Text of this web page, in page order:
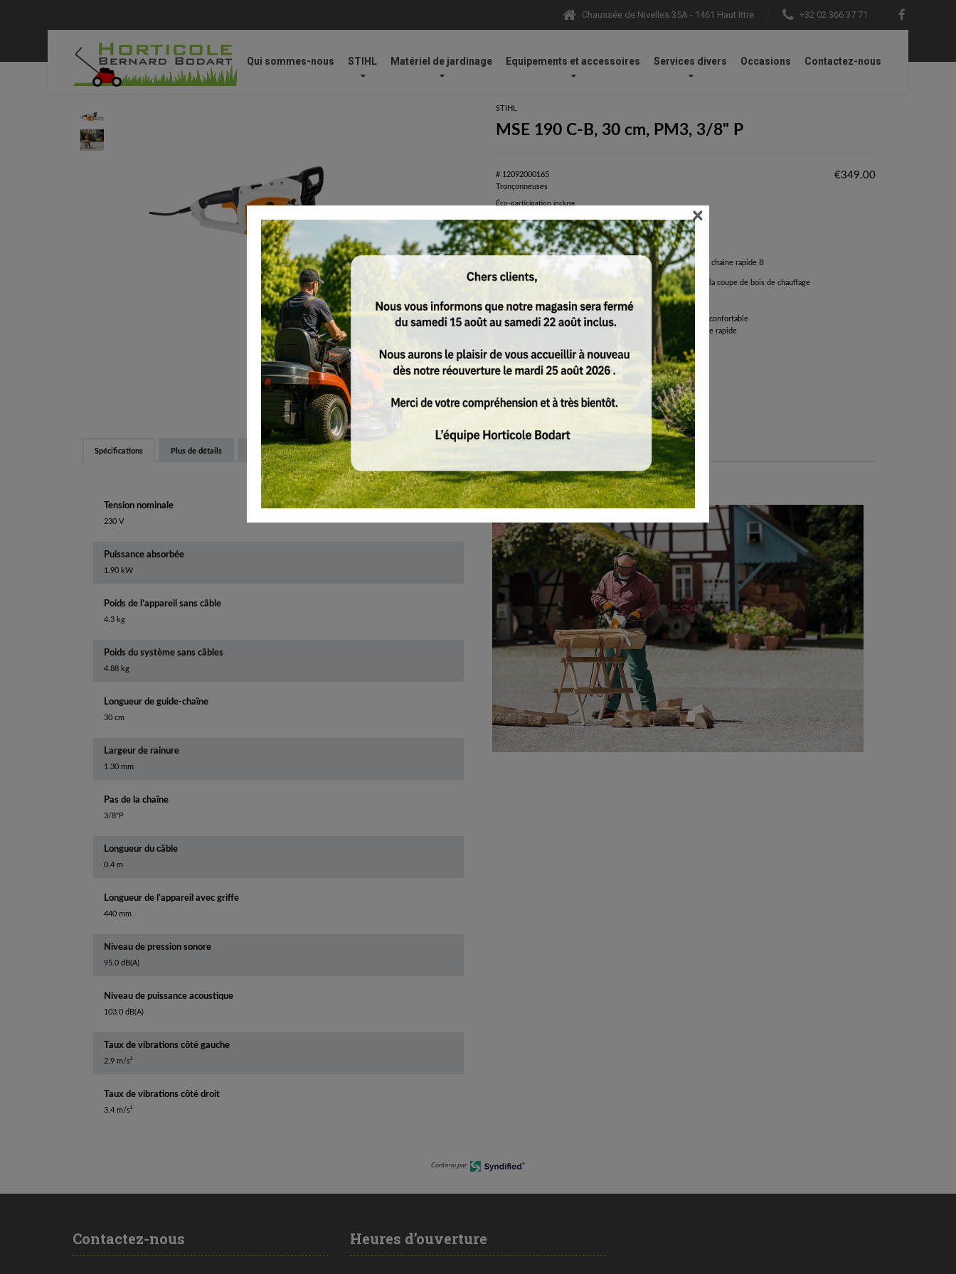
Chaussée de Nivelles 35A - 1461 Haut Ittre +32 02 366 37 71
Qui sommes-nous STIHL Matériel de jardinage Equipements et accessoires Services divers Occasions
Contactez-nous
Accueil/ STIHL/ Appareils et outils MSE 190 C-B, 30 cm, PM3, 3/8" P
voir en taille réelle
STIHL
MSE 190 C-B, 30 cm, PM3, 3/8" P
# 12092000165
Tronçonneuses
€349.00
Éco-participation incluse.
Réserver
Tronçonneuse électrique maniable de 1,9 kW avec tendeur de chaine rapide B
Tronçonneuse électrique parfaite pour le bricolage et la coupe de bois de chauffage
Très bien adapté à la coupe de bois de chauffage
Protection intégrée contre les surcharges
Grâce à la poignée caoutchoutée, la prise en main est confortable
Réglage de la tension facile grâce au tendeur de chaîne rapide
Consignes De Sécurité
Conseils de sage
Équipement de protection individuelle
Spécifications Plus de détails Équipements et fonctions
Tension nominale
230 V
Puissance absorbée
1.90 kW
Poids de l’appareil sans câble
4.3 kg
Poids du système sans câbles
4.88 kg
Longueur de guide-chaîne
30 cm
Largeur de rainure
1.30 mm
Pas de la chaîne
3/8"P
Longueur du câble
0.4 m
Longueur de l’appareil avec griffe
440 mm
Niveau de pression sonore
95.0 dB(A)
Niveau de puissance acoustique
103.0 dB(A)
Taux de vibrations côté gauche
2.9 m/s²
Taux de vibrations côté droit
3.4 m/s²
Contenu par
Contactez-nous Heures d’ouverture
×